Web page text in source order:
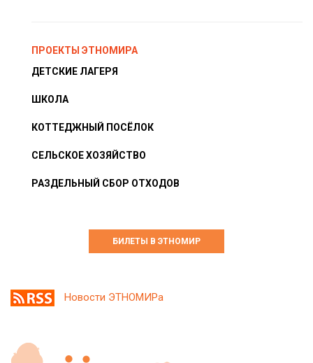
ПРОЕКТЫ ЭТНОМИРА
ДЕТСКИЕ ЛАГЕРЯ
ШКОЛА
КОТТЕДЖНЫЙ ПОСЁЛОК
СЕЛЬСКОЕ ХОЗЯЙСТВО
РАЗДЕЛЬНЫЙ СБОР ОТХОДОВ
БИЛЕТЫ В ЭТНОМИР
Новости ЭТНОМИРа